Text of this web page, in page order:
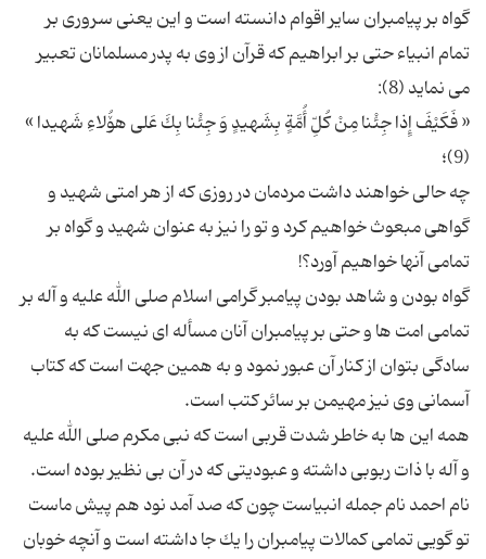
گواه بر پیامبران سایر اقوام دانسته است و این یعنی سروری بر
تمام انبیاء حتی بر ابراهیم كه قرآن از وی به پدر مسلمانان تعبیر
« فَكَیْفَ إِذا جِئْنا مِنْ كُلِّ أُمَّةٍ بِشَهیدٍ وَ جِئْنا بِكَ عَلى‏ هۆُلاءِ شَهیدا »
چه حالی خواهند داشت مردمان در روزی كه از هر امتی شهید و
گواهی مبعوث خواهیم كرد و تو را نیز به عنوان شهید و گواه بر
گواه بودن و شاهد بودن پیامبر گرامی اسلام صلی الله علیه و آله بر
تمامی امت ها و حتی بر پیامبران آنان مسأله ای نیست كه به
سادگی بتوان از كنار آن عبور نمود و به همین جهت است كه كتاب
همه این ها به خاطر شدت قربی است كه نبی مكرم صلی الله علیه
تو گویی تمامی كمالات پیامبران را یك جا داشته است و آنچه خوبان